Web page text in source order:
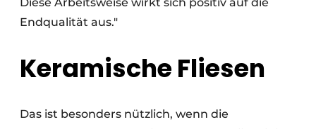
Endqualität aus."
Keramische Fliesen
Das ist besonders nützlich, wenn die